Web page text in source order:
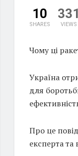
10
SHARES
331
VIEWS
Чому ці
Україна
для
Про це
експерта та